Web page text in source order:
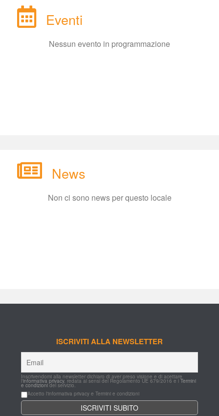
Eventi
Nessun evento in programmazione
New
Non ci sono news per questo locale
ISCRIVITI ALLA NEWSLETTER
Inscrivendomi alla newsletter dichiaro di aver preso visione e di acettare
l'informativa privacy, redata ai sensi del Regolamento UE 679/2016 e i Termini
e condizioni del servizio.
Accetto l'informativa privacy e Termini e condizioni